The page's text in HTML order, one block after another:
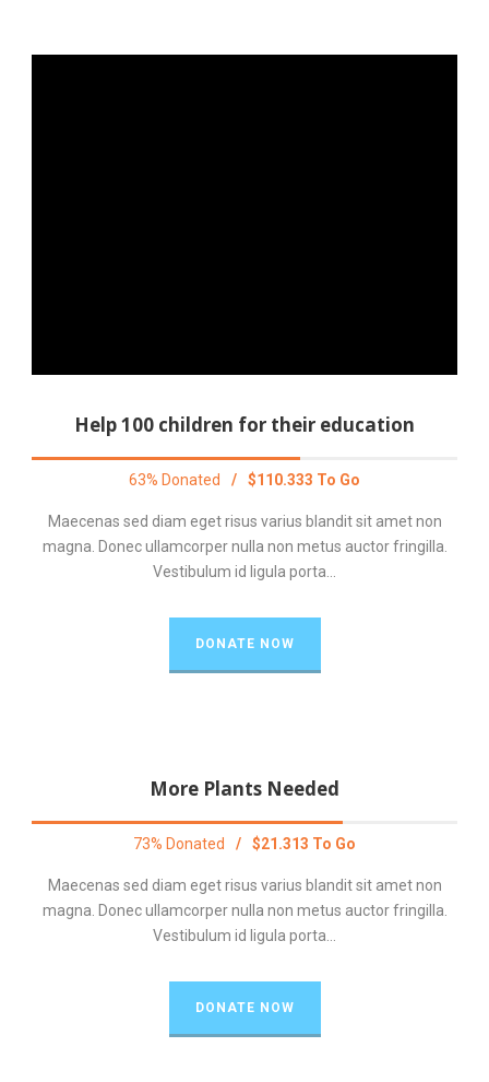
Help 100 children for their education
63% Donated / $110.333 To Go
Maecenas sed diam eget risus varius blandit sit amet non
magna. Donec ullamcorper nulla non metus auctor fringilla.
Vestibulum id ligula porta...
DONATE NOW
More Plants Needed
73% Donated / $21.313 To Go
Maecenas sed diam eget risus varius blandit sit amet non
magna. Donec ullamcorper nulla non metus auctor fringilla.
Vestibulum id ligula porta...
DONATE NOW